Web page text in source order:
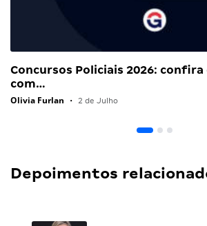
Concursos Policiais 2026:
com…
Olivia Furlan • 2 de Julho
Depoimentos